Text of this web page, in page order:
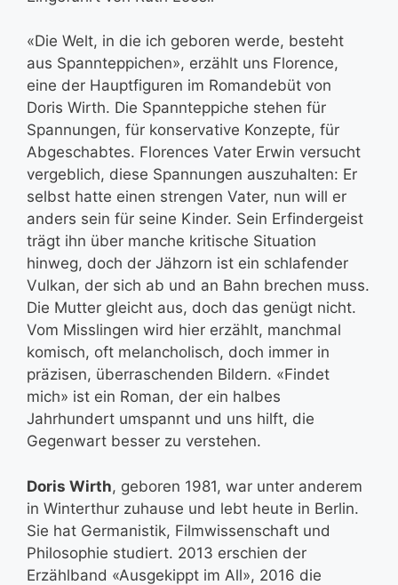
«Die Welt, in die ich geboren werde, besteht
aus Spannteppichen», erzählt uns Florence,
eine der Hauptfiguren im Romandebüt von
Doris Wirth. Die Spannteppiche stehen für
Spannungen, für konservative Konzepte, für
Abgeschabtes. Florences Vater Erwin versucht
vergeblich, diese Spannungen auszuhalten: Er
selbst hatte einen strengen Vater, nun will er
anders sein für seine Kinder. Sein Erfindergeist
trägt ihn über manche kritische Situation
hinweg, doch der Jähzorn ist ein schlafender
Vulkan, der sich ab und an Bahn brechen muss.
Die Mutter gleicht aus, doch das genügt nicht.
Vom Misslingen wird hier erzählt, manchmal
komisch, oft melancholisch, doch immer in
präzisen, überraschenden Bildern. «Findet
mich» ist ein Roman, der ein halbes
Jahrhundert umspannt und uns hilft, die
Gegenwart besser zu verstehen.
Doris Wirth, geboren 1981, war unter anderem
in Winterthur zuhause und lebt heute in Berlin.
Sie hat Germanistik, Filmwissenschaft und
Philosophie studiert. 2013 erschien der
Erzählband «Ausgekippt im All», 2016 die